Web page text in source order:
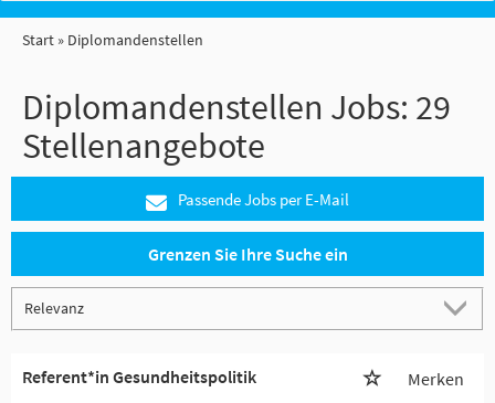
Start Diplomandenstellen
Diplomandenstellen Jobs: 29
Stellenangebote
Passende Jobs per E-Mail
Grenzen Sie Ihre Suche ein
Referent*in Gesundheitspolitik Merken